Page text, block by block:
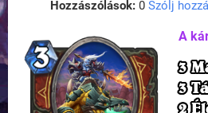
Hozzászólások:0 Szólj
A
3
3
2